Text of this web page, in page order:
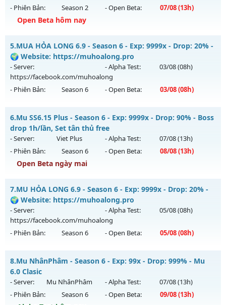
Exp: 150x - Drop: 5%
Kiểu reset: Reset In Game
Thể loại: Mu Nguyên bản Webzen
Antihack: BDCAM
- Phiên Bản:
Season 2 - Open Beta: 07/08(13h)
Open Beta hôm nay
👑👑MU-HẮC LONG👑👑 - 💀QUYẾT CHIẾN SINH TỬ💀
Mu mới ra tháng 08 2026 - Mở máy chủ
ngày 07/08/2626
Exp: 200x - Drop: 5%
Antihack: Sharkguard
5.MUA HỎA LONG 6.9 - Season 6 - Exp: 9999x - Drop: 20% -
🌍 Website: https://muhoalong.pro
- Server:
https://facebook.com/muhoalong
- Alpha Test: 03/08(08h)
- Phiên Bản: Season 6 - Open Beta: 03/08(08h)
Mu mới ra tháng 08 2026 - Mở máy chủ
https://facebook.com/muhoalongvào 08h ngày
03/08/2626
Exp: 9999x - Drop: 20%
Thể loại: Mu Nguyên bản Webzen
Antihack: XShield
6.Mu SS6.15 Plus - Season 6 - Exp: 9999x - Drop: 90% - Boss
drop 1h/lần, Set tân thủ free
- Server: Viet Plus - Alpha Test: 07/08(13h)
- Phiên Bản:
Season 6 - Open Beta: 08/08(13h)
Open Beta ngày mai
Mu SS6.15 Plus - Boss drop 1h/lần, Set tân thủ free
Mu mới ra tháng 08 2026 - Mở máy chủ
ngày 08/08/2626
Exp: 9999x - Drop: 90%
Antihack: Phoenix chống hack mới
7.MU HỎA LONG 6.9 - Season 6 - Exp: 9999x - Drop: 20% -
🌍 Website: https://muhoalong.pro
- Server:
https://facebook.com/muhoalong
- Alpha Test: 05/08(08h)
- Phiên Bản: Season 6 - Open Beta: 05/08(08h)
MU HỎA LONG 6.9 - 🌍 Website: https://muhoalong.pro
Mu mới ra tháng 08 2026 - Mở máy chủ
https://facebook.com/muhoalongvào 08h ngày
05/08/2626
8.Mu NhânPhâm - Season 6 - Exp: 99x - Drop: 999% - Mu
6.0 Clasic
- Server: Mu NhânPhâm - Alpha Test: 07/08(13h)
- Phiên Bản:
Season 6 - Open Beta: 09/08(13h)